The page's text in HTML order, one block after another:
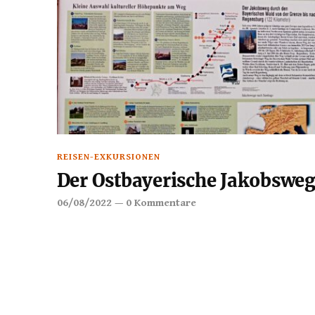
REISEN-EXKURSIONEN
Der Ostbayerische Jakobsweg
06/08/2022 — 0 Kommentare